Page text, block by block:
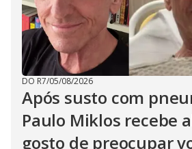
DO R7/05/08/2026
Após susto com
Paulo Miklos recebe
gosto de preocupar